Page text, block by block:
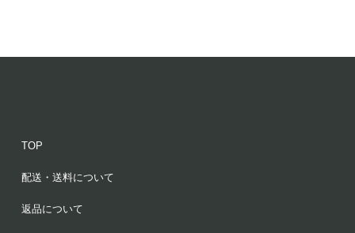
TOP
配送・送料について
返品について